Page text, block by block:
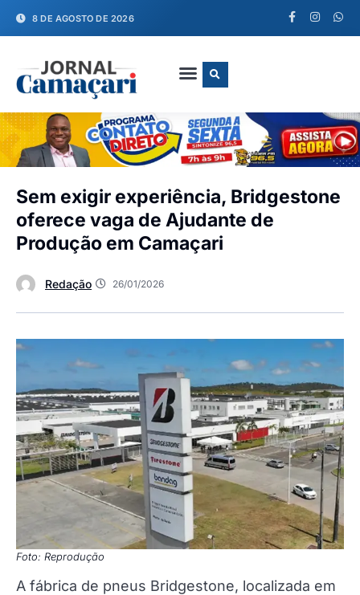
8 DE AGOSTO DE 2026
Sem exigir experiência, Bridgestone
oferece vaga de Ajudante de
Produção em Camaçari
Redação 26/01/2026
Foto: Reprodução
A fábrica de pneus Bridgestone, localizada em